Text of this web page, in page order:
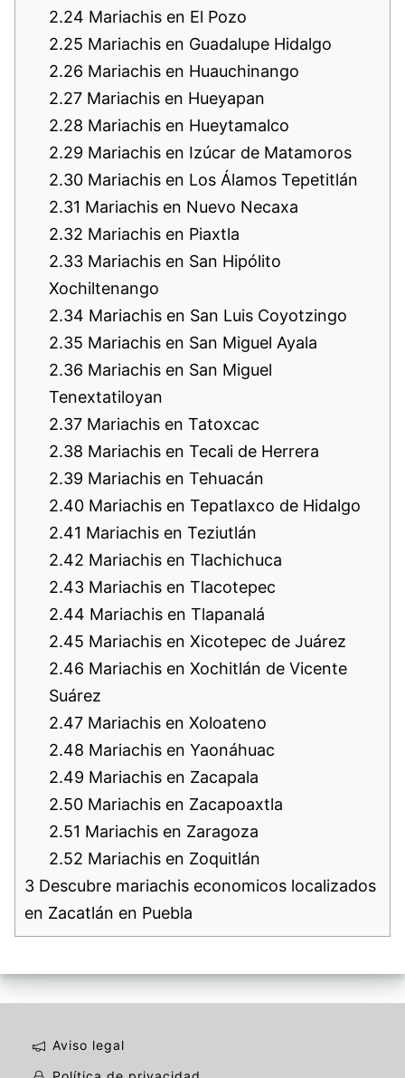
2.24 Mariachis en El Pozo
2.25 Mariachis en Guadalupe Hidalgo
2.26 Mariachis en Huauchinango
2.27 Mariachis en Hueyapan
2.28 Mariachis en Hueytamalco
2.29 Mariachis en Izúcar de Matamoros
2.30 Mariachis en Los Álamos Tepetitlán
2.31 Mariachis en Nuevo Necaxa
2.32 Mariachis en Piaxtla
2.33 Mariachis en San Hipólito
Xochiltenango
2.34 Mariachis en San Luis Coyotzingo
2.35 Mariachis en San Miguel Ayala
2.36 Mariachis en San Miguel
Tenextatiloyan
2.37 Mariachis en Tatoxcac
2.38 Mariachis en Tecali de Herrera
2.39 Mariachis en Tehuacán
2.40 Mariachis en Tepatlaxco de Hidalgo
2.41 Mariachis en Teziutlán
2.42 Mariachis en Tlachichuca
2.43 Mariachis en Tlacotepec
2.44 Mariachis en Tlapanalá
2.45 Mariachis en Xicotepec de Juárez
2.46 Mariachis en Xochitlán de Vicente
Suárez
2.47 Mariachis en Xoloateno
2.48 Mariachis en Yaonáhuac
2.49 Mariachis en Zacapala
2.50 Mariachis en Zacapoaxtla
2.51 Mariachis en Zaragoza
2.52 Mariachis en Zoquitlán
3 Descubre mariachis economicos localizados
en Zacatlán en Puebla
Aviso legal